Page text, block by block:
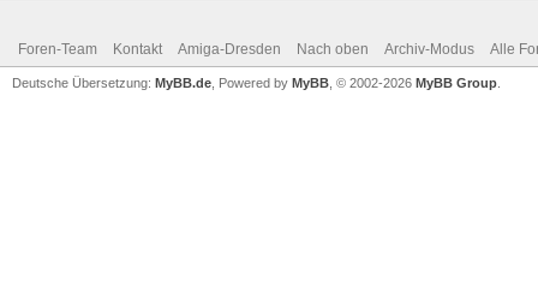
Foren-Team Kontakt Amiga-Dresden Nach oben Archiv-Modus Alle
Deutsche Übersetzung: MyBB.de , Powered by MyBB , © 2002-2026 MyBB Group